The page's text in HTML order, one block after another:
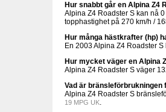
Hur snabbt går en Alpina Z4
Alpina Z4 Roadster S kan nå
topphastighet på 270 km/h /
Hur många hästkrafter (hp)
En 2003 Alpina Z4 Roadster
Hur mycket väger en Alpina
Alpina Z4 Roadster S väger
Vad är bränsleförbrukningen
Alpina Z4 Roadster S
19 MPG UK.